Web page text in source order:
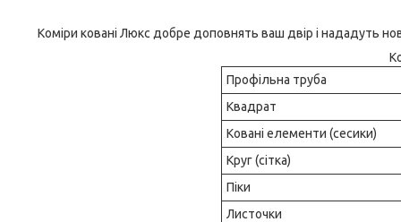
Коміри ковані Люкс добре доповнять ваш двір і нададуть
Профільна труба
Квадрат
Ковані елементи (сесики)
Круг (сітка)
Піки
Листочки